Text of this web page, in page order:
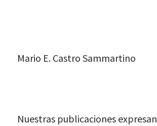
Mario E. Castro Sammartino
Nuestras publicaciones expresan